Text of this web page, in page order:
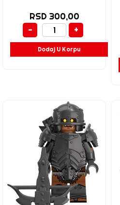
RSD 300,00
-
+
Dodaj U Korpu